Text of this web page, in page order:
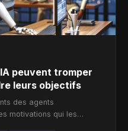
peuvent tromper
leurs objectifs
des agents
motivations qui les